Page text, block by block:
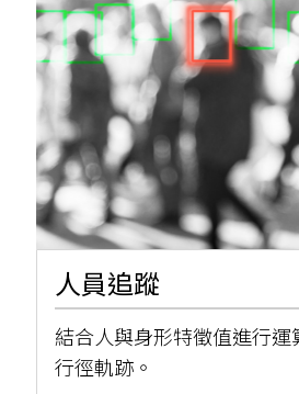
人員追蹤
結合人與身形特徵值進行運
行徑軌跡。